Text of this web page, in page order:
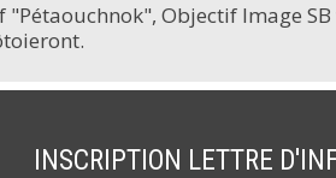
Objectif Image
INSCRIPTION LETTRE